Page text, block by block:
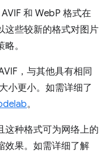
和 WebP 格式在
这些较新的格式对图片
。
，与其他具有相同
小更小。如需详细了
。
这种格式可为网络上的
效果。如需详细了解